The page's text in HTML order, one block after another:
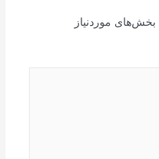
بخش‌های موردنیاز